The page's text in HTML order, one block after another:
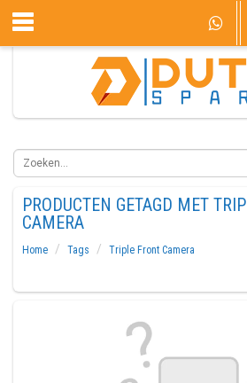
PRODUCTEN GETAGD MET
CAMERA
Home Tags
Triple Front Camera